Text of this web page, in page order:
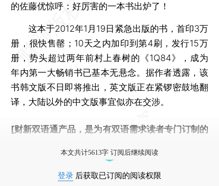
的佐藤优惊呼：好厉害的一本书出炉了！
这本于2012年1月19日紧急出版的书，首印3万
册，很快售罄；10天之内加印到第4刷，发行15万
册，势头超过两年前村上春树的《1Q84》，成为
年内第一大畅销书已基本无悬念。据作者透露，该
书韩文版不日即将推出，英文版正在紧锣密鼓地翻
译，大陆以外的中文版事宜似亦在交涉。
[财新双语通产品，是为有双语需求读者专门订制的
本文共计5613字 订阅后继续阅读
登录 后获取已订阅的阅读权限